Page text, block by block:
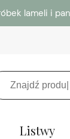
lameli i
Listwy